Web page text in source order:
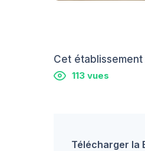
Cet
113 vues
Télécharger la